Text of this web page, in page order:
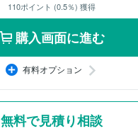
110ポイント (0.5％) 獲得
購入画面に進む
有料オプション
無料で見積り相談